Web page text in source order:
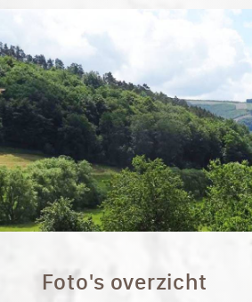
Foto's overzicht